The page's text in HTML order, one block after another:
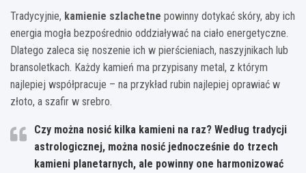
Tradycyjnie, kamienie szlachetne powinny dotykać skóry, aby ich
energia mogła bezpośrednio oddziaływać na ciało energetyczne.
Dlatego zaleca się noszenie ich w pierścieniach, naszyjnikach lub
bransoletkach. Każdy kamień ma przypisany metal, z którym
najlepiej współpracuje – na przykład rubin najlepiej oprawiać w
złoto, a szafir w srebro.
Czy można nosić kilka kamieni na raz? Według tradycji
astrologicznej, można nosić jednocześnie do trzech
kamieni planetarnych, ale powinny one harmonizować